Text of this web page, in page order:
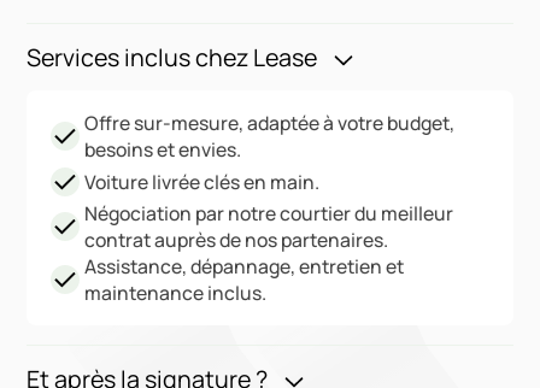
Services inclus chez Lease
Offre sur-mesure, adaptée à votre budget,
besoins et envies.
Voiture livrée clés en main.
Négociation par notre courtier du meilleur
contrat auprès de nos partenaires.
Assistance, dépannage, entretien et
maintenance inclus.
Et après la signature ?